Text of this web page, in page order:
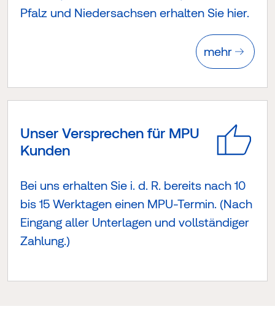
Pfalz und Niedersachsen erhalten Sie hier.
mehr
Unser Versprechen für MPU
Kunden
Bei uns erhalten Sie i. d. R. bereits nach 10
bis 15 Werktagen einen MPU-Termin. (Nach
Eingang aller Unterlagen und vollständiger
Zahlung.)